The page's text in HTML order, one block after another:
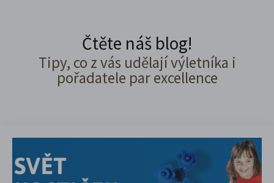
Čtěte náš blog!
Tipy, co z vás udělají výletníka i
pořadatele par excellence